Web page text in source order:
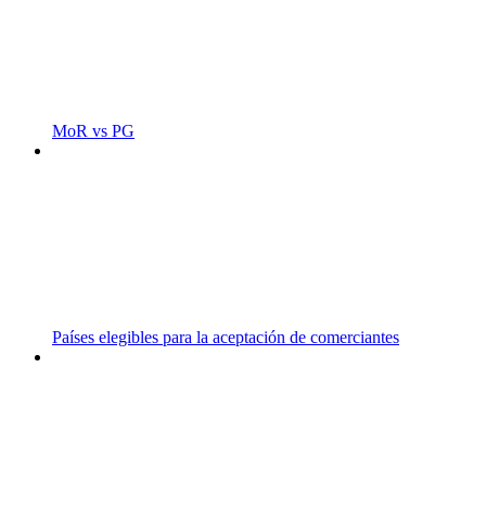
MoR vs PG
Países elegibles para la aceptación de comerciantes